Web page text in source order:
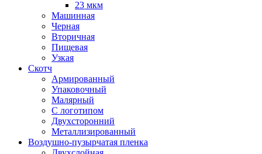
23 мкм
Машинная
Черная
Вторичная
Пищевая
Узкая
Скотч
Армированный
Упаковочный
Малярный
С логотипом
Двухсторонний
Металлизированный
Воздушно-пузырчатая пленка